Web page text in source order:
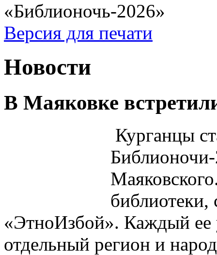
«Библионочь-2026»
Версия для печати
Новости
В Маяковке
Курганцы
библиотеки,
«ЭтноИзбой». Каждый ее
отдельный регион и